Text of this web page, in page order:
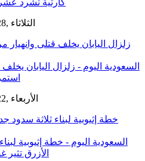
GMT 12:05 2026 الثلاثاء ,28 تموز / يوليو
زلزال اليابان يخلف قتلى
GMT 12:51 2026 الأربعاء ,22 تموز / يوليو
خطة إثيوبية لبناء ثلاثة سدود